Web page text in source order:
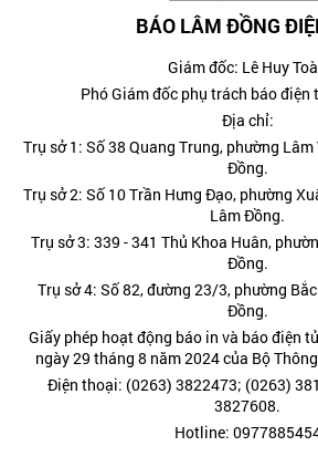
BÁO LÂM ĐỒNG
Giám đốc: Lê Huy
Phó Giám đốc phụ trách báo điện
Địa chỉ:
Trụ sở 1: Số 38 Quang Trung, phường
Đồng.
Trụ sở 2: Số 10 Trần Hưng Đạo, phường
Lâm Đồng.
Trụ sở 3: 339 - 341 Thủ Khoa Huân,
Đồng.
Trụ sở 4: Số 82, đường 23/3, phường
Đồng.
Giấy phép hoạt động báo in và báo điện
ngày 29 tháng 8 năm 2024 của Bộ
Điện thoại: (0263) 3822473; (0263)
3827608.
Hotline: